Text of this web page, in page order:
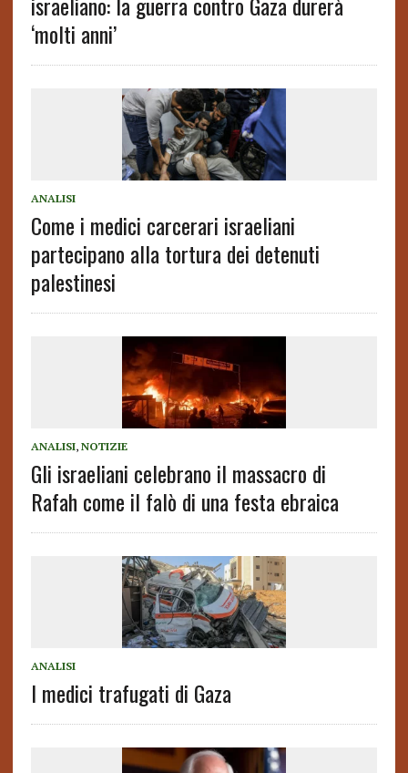
‘molti anni’
ANALISI
Come i medici carcerari israeliani
partecipano alla tortura dei detenuti
palestinesi
ANALISI, NOTIZIE
Gli israeliani celebrano il massacro di
Rafah come il falò di una festa ebraica
ANALISI
I medici trafugati di Gaza